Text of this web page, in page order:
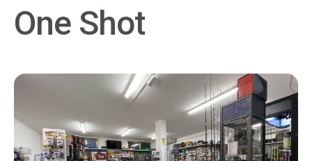
One Shot